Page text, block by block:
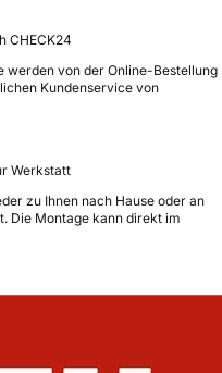
CHECK24
werden von der Online-Bestellung
Kundenservice von
Werkstatt
zu Ihnen nach Hause oder an
Die Montage kann direkt im